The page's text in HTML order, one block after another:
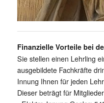
Finanzielle Vorteile bei
Sie stellen einen Lehrling
ausgebildete Fachkräfte
Innung Ihnen für jeden
Dieser beträgt für